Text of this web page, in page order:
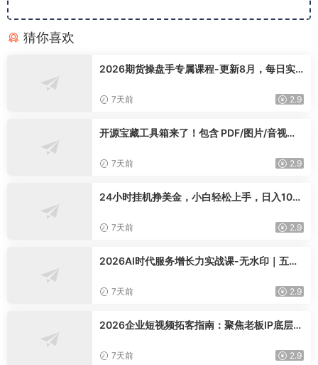
猜你喜欢
2026期货操盘手专属课程-更新8月，每日实
7天前 2.9
开源宝藏工具箱来了！包含 PDF/图片/音视频/
knit-desktop
7天前 2.9
24小时挂机挣美金，小白轻松上手，日入100
7天前 2.9
2026AI时代服务增长力实战课-无水印｜五力
卷实现长效业绩增长
7天前 2.9
2026企业短视频拓客指南：聚焦老板IP底层逻
交完整获客链路
7天前 2.9